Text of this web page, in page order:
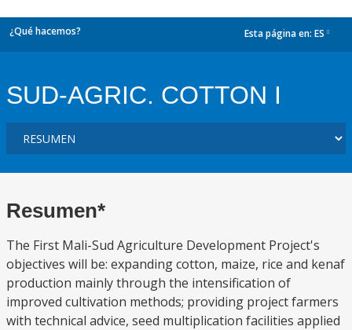
¿Qué hacemos? Esta página en: ES
SUD-AGRIC. COTTON I
Resumen*
The First Mali-Sud Agriculture Development Project's
objectives will be: expanding cotton, maize, rice and kenaf
production mainly through the intensification of
improved cultivation methods; providing project farmers
with technical advice, seed multiplication facilities applied